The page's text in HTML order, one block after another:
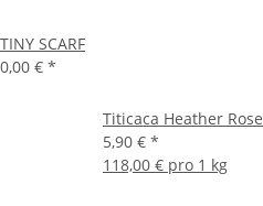
TINY SCARF
0,00 € *
Titicaca Heather Rose
5,90 € *
118,00 € pro 1 kg